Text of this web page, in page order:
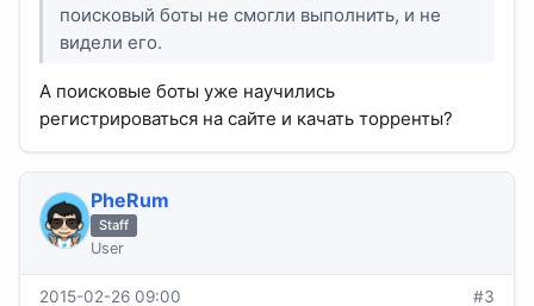
поисковый боты не смогли выполнить, и не
видели его.
А поисковые боты уже научились
регистрироваться на сайте и качать торренты?
PheRum
Staff
User
2015-02-26 09:00 #3